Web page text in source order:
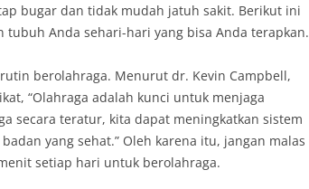
bugar dan tidak mudah jatuh sakit. Berikut ini
Anda sehari-hari yang bisa Anda terapkan.
berolahraga. Menurut dr. Kevin Campbell,
“Olahraga adalah kunci untuk menjaga
secara teratur, kita dapat meningkatkan sistem
yang sehat.” Oleh karena itu, jangan malas
setiap hari untuk berolahraga.